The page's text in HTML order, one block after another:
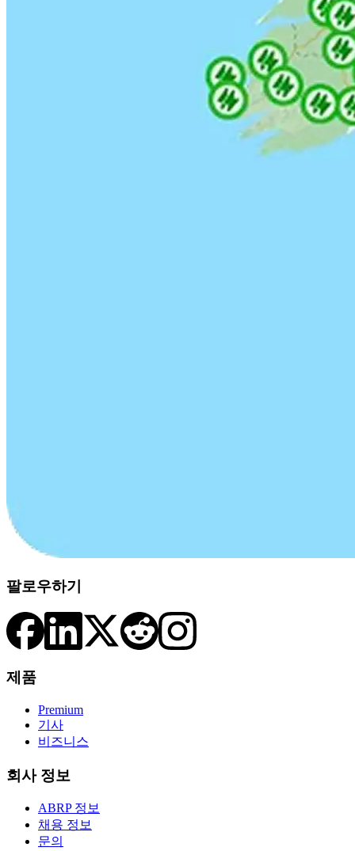
팔로우하기
제품
Premium
기사
비즈니스
회사 정보
ABRP 정보
채용 정보
문의